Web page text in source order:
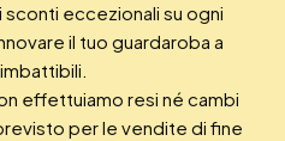
eccezionali su ogni
il tuo guardaroba a
effettuiamo resi né cambi
per le vendite di fine